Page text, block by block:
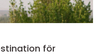
för